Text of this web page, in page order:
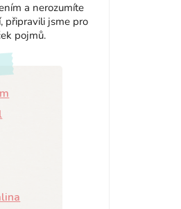
a nerozumíte
připravili jsme pro
pojmů.